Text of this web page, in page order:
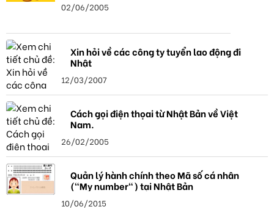
02/06/2005
Xin hỏi về các công ty tuyển lao động đi
Nhật
12/03/2007
Cách gọi điện thọai từ Nhật Bản về Việt
Nam.
26/02/2005
Quản lý hành chính theo Mã số cá nhân
("My number") tại Nhật Bản
10/06/2015